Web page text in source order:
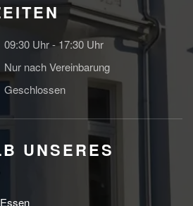
09:30 Uhr - 17:30 Uhr
Nur nach Vereinbarung
Geschlossen
UNSERES S